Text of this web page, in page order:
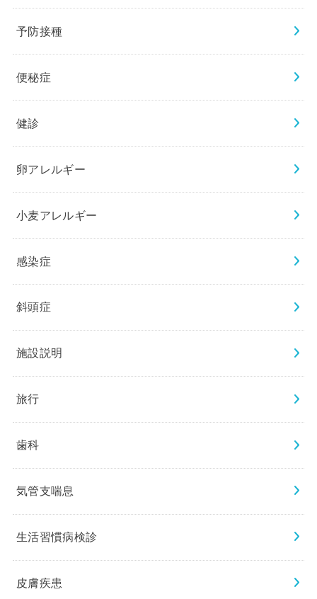
予防接種
便秘症
健診
卵アレルギー
小麦アレルギー
感染症
斜頭症
施設説明
旅行
歯科
気管支喘息
生活習慣病検診
皮膚疾患